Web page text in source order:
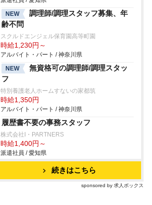
NEW
調理師/調理スタッフ募集、年
齢不問
スクルドエンジェル保育園高等町園
時給1,230円～
アルバイト・パート / 神奈川県
NEW
無資格可の調理師/調理スタッ
フ
特別養護老人ホームすないの家都筑
時給1,350円
アルバイト・パート / 神奈川県
履歴書不要の事務スタッフ
株式会社I・PARTNERS
時給1,400円～
派遣社員 / 愛知県
続きはこちら
sponsored by 求人ボックス